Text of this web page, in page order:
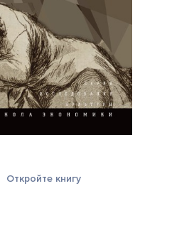
Откройте книгу